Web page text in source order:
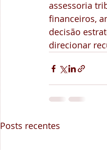
assessoria
financeiros,
decisão
direcionar
Posts recentes